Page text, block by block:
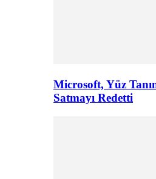
Microsoft, Yüz
Satmayı Redetti